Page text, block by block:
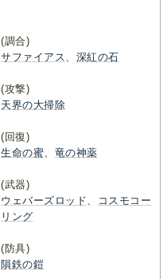
(調合)
サファイアス、 深紅の石
(攻撃)
天界の大掃除
(回復)
生命の蜜、 竜の神薬
(武器)
ウェバーズロッド、
コスモコー
リング
(防具)
隕鉄の鎧